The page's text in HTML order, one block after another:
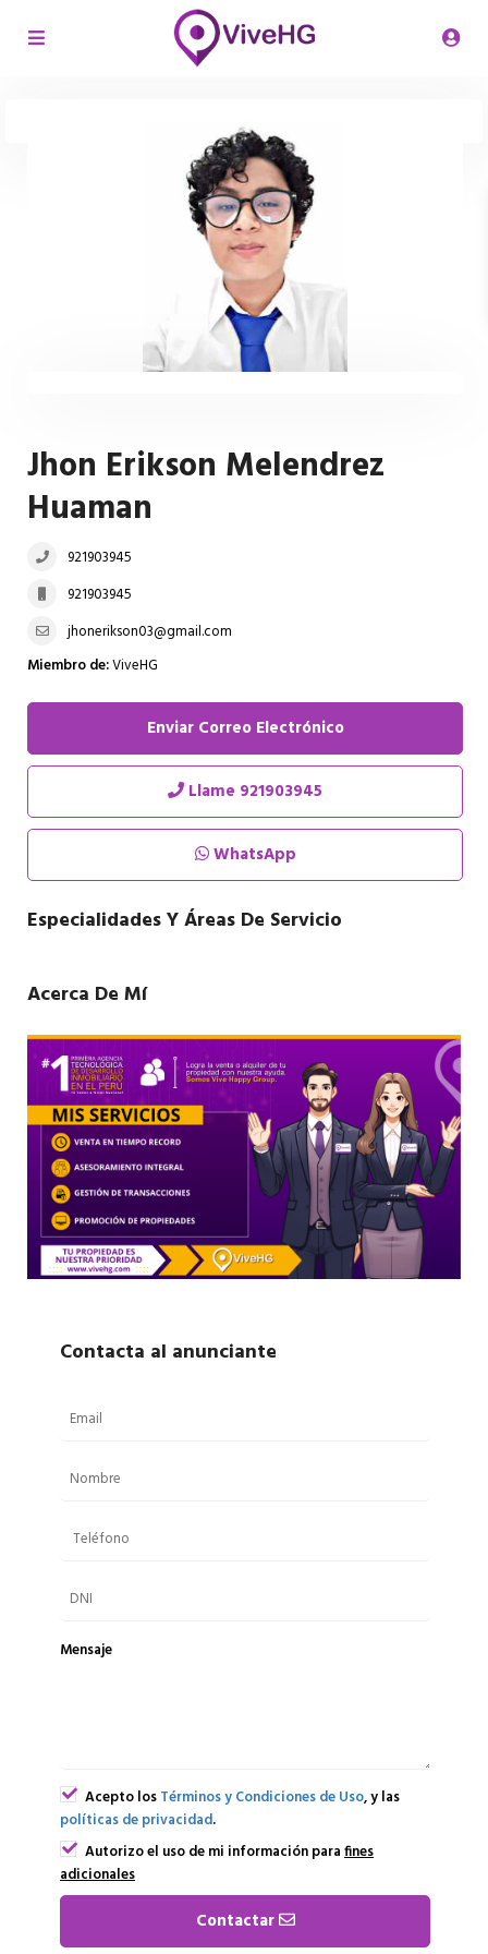
Jhon Erikson Melendrez
Huaman
921903945
921903945
jhonerikson03@gmail.com
Miembro de:ViveHG
Enviar Correo Electrónico
Llame 921903945
WhatsApp
Especialidades Y Áreas De Servicio
Acerca De Mí
Contacta al anunciante
Mensaje
Acepto losTérminos y Condiciones de Uso, y las
políticas de privacidad.
Autorizo el uso de mi información parafines
adicionales
Contactar